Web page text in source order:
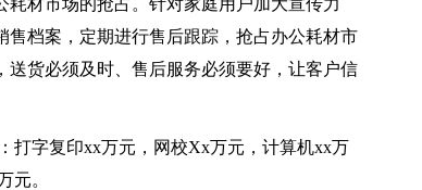
材市场的抢占。针对家庭用户加大宣传力
档案，定期进行售后跟踪，抢占办公耗材市
货必须及时、售后服务必须要好，让客户信
打字复印xx万元，网校Xx万元，计算机xx万
元。